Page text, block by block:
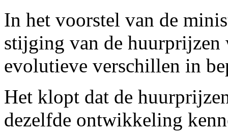
In het voorstel van de
stijging van de huurprijzen
evolutieve verschillen in
Het klopt dat de
dezelfde ontwikkeling